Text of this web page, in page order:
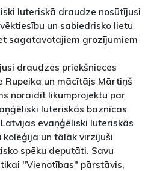
luteriskā draudze nosūtījusi
un sabiedrisko lietu
sagatavotajiem grozījumiem
draudzes priekšnieces
un mācītājs Mārtiņš
noraidīt likumprojektu par
luteriskās baznīcas
evaņģēliski luteriskās
kolēģija un tālāk virzījuši
spēku deputāti. Savu
"Vienotības" pārstāvis,